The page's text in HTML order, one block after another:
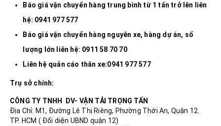
Báo giá vận chuyển hàng trung bình từ 1 tấn trở lên liên
hệ: 0941 977 577
Báo giá vận chuyển hàng nguyên xe, hàng dự án, số
lượng lớn liên hệ: 0911 58 70 70
Liên hệ quản cáo thân xe:0941 977 577
Trụ sở chính:
CÔNG TY TNHH DV- VẬN TẢI TRỌNG TẤN
Địa Chỉ: M1, Đường Lê Thị Riêng, Phường Thới An, Quận 12.
TP. HCM ( Đối diện UBND quận 12)